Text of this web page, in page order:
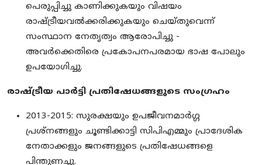
പെരുപ്പിച്ചു കാണിക്കുകയും വിഷയം
രാഷ്ട്രീയവൽക്കരിക്കുകയും ചെയ്തുവെന്ന്
സംസ്ഥാന നേതൃത്വം ആരോപിച്ചു -
അവർക്കെതിരെ പ്രകോപനപരമായ ഭാഷ പോലും
ഉപയോഗിച്ചു.
രാഷ്ട്രീയ പാർട്ടി പ്രതിഷേധങ്ങളുടെ സംഗ്രഹം
2013-2015: സുരക്ഷയും ഉപജീവനമാർഗ്ഗ
പ്രശ്നങ്ങളും ചൂണ്ടിക്കാട്ടി സിപിഎമ്മും പ്രാദേശിക
നേതാക്കളും ജനങ്ങളുടെ പ്രതിഷേധങ്ങളെ
പിന്തുണച്ചു.